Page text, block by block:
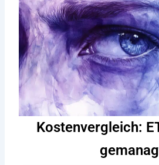
Kostenvergleich: